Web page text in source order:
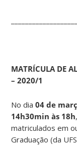
MATRÍCULA DE
– 2020/1
No dia04 de
14h30min às 18h
matriculados em
Graduação (da